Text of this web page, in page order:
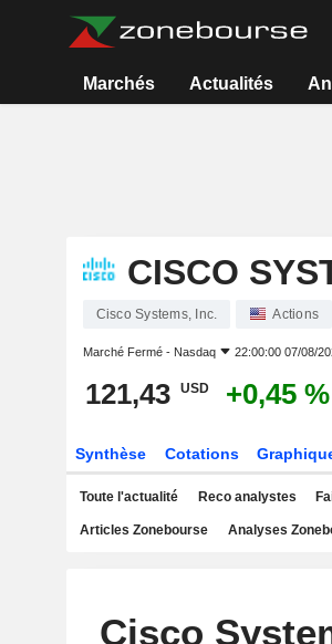
Marchés Actualités
CISCO
Cisco Systems, Inc. Actions
Marché Fermé - Nasdaq 22:00:00 07/08/
121,43 USD +0,45 %
Synthèse Cotations
Toute l'actualité Reco analystes
Articles Zonebourse Analyses
Cisco